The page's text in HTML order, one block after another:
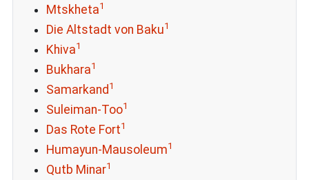
Mtskheta1
Die Altstadt von Baku1
Khiva1
Bukhara1
Samarkand 1
Suleiman-Too1
Das Rote Fort1
Humayun-Mausoleum1
Qutb Minar1